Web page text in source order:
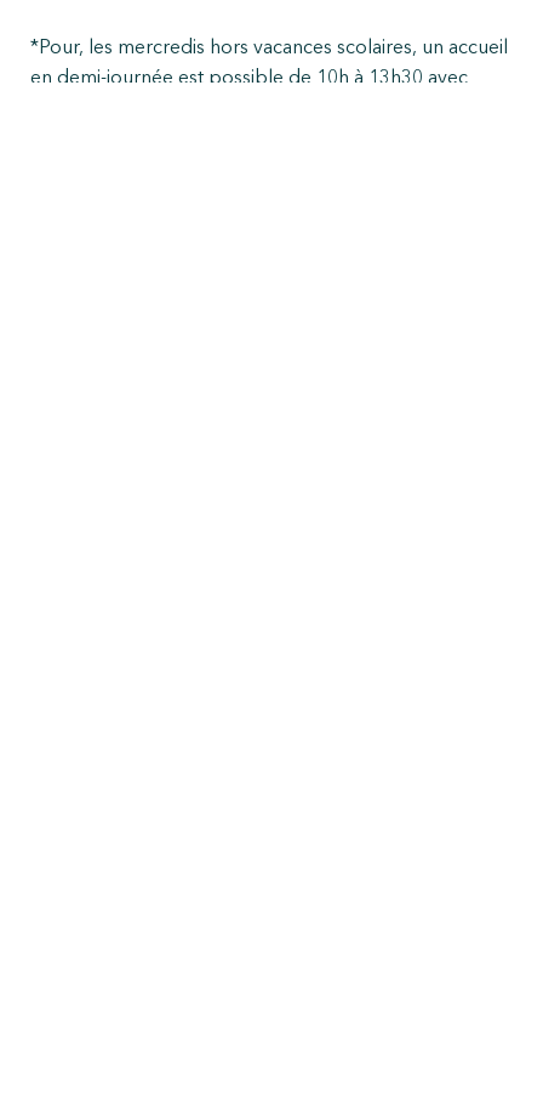
*Pour, les mercredis hors vacances scolaires, un accueil
en demi-journée est possible de 10h à 13h30 avec